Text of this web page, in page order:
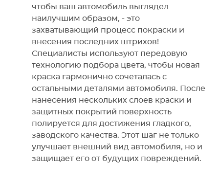
чтобы ваш автомобиль выглядел
наилучшим образом, - это
захватывающий процесс покраски и
внесения последних штрихов!
Специалисты используют передовую
технологию подбора цвета, чтобы новая
краска гармонично сочеталась с
остальными деталями автомобиля. После
нанесения нескольких слоев краски и
защитных покрытий поверхность
полируется для достижения гладкого,
заводского качества. Этот шаг не только
улучшает внешний вид автомобиля, но и
защищает его от будущих повреждений.